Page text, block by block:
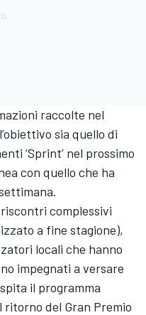
raccolte nel
sia quello di
‘Sprint’ nel prossimo
con quello che ha
complessivi
a fine stagione),
locali che hanno
impegnati a versare
il programma
ritorno del Gran Premio